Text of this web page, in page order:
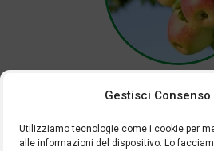
Gestisci Consenso
Utilizziamo tecnologie come i cookie per
alle informazioni del dispositivo. Lo
SCARICA LA